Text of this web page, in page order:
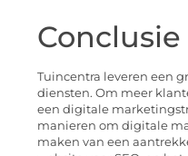
Conclusie
Tuincentra leveren een
diensten. Om meer
een digitale
manieren om digitale
maken van een